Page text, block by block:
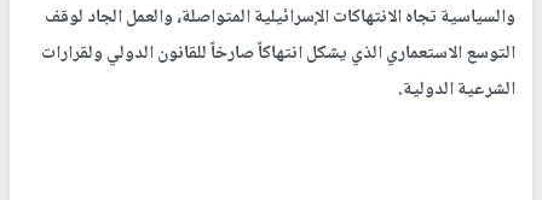
والسياسية تجاه الانتهاكات الإسرائيلية المتواصلة، والعمل الجاد لوقف
التوسع الاستعماري الذي يشكل انتهاكاً صارخاً للقانون الدولي ولقرارات
الشرعية الدولية.